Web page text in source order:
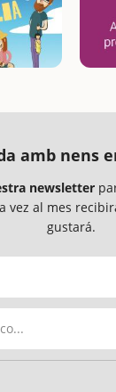
amb nens
newsletter
vez al mes
gustará.